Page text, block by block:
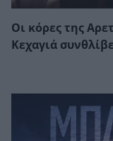
Οι κόρες της
Κεχαγιά